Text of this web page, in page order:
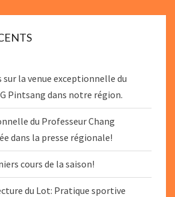
sur la venue exceptionnelle du
Pintsang dans notre région.
du Professeur Chang
dans la presse régionale!
cours de la saison!
du Lot: Pratique sportive